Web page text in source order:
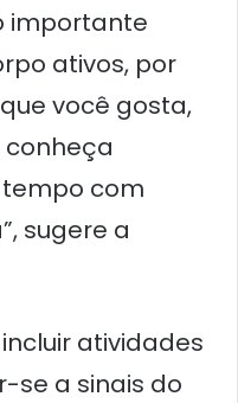
importante
ativos, por
você gosta,
conheça
com
sugere a
atividades
se a sinais do